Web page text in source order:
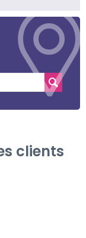
clients